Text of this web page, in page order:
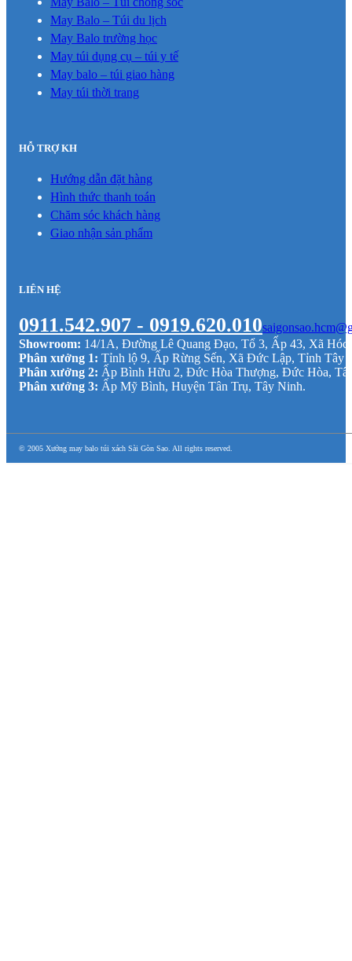
May Balo – Túi du lịch
May Balo trường học
May túi dụng cụ – túi y tế
May balo – túi giao hàng
May túi thời trang
HỖ TRỢ KH
Hướng dẫn đặt hàng
Hình thức thanh toán
Chăm sóc khách hàng
Giao nhận sản phẩm
LIÊN HỆ
0911.542.907 - 0919.620.010
Showroom: 14/1A, Đường Lê Quang Đạo, Tổ 3, Ấp 43, Xã Hóc
Phân xưởng 1: Tỉnh lộ 9, Ấp Rừng Sến, Xã Đức Lập, Tỉnh Tây
Phân xưởng 2: Ấp Bình Hữu 2, Đức Hòa Thượng, Đức Hòa,
Phân xưởng 3: Ấp Mỹ Bình, Huyện Tân Trụ, Tây Ninh.
© 2005 Xưởng may balo túi xách Sài Gòn Sao. All rights reserved.